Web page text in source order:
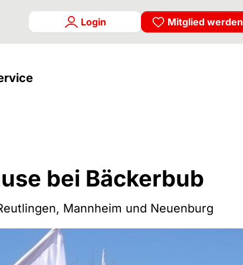
Login Mitglied werden
(current)
bei Bäckerbub
Mannheim und Neuenburg